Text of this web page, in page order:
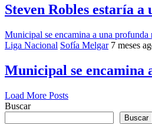
Steven Robles estaría
Municipal se encamina a una profunda
Liga Nacional Sofía Melgar 7 meses
Municipal se encamina
Load More Posts
Buscar
Buscar